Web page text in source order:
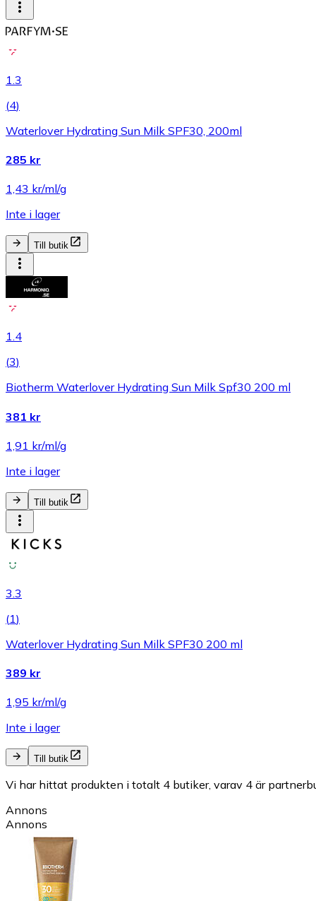
1.3
(4)
Waterlover Hydrating Sun Milk SPF30, 200ml
285 kr
1,43 kr/ml/g
Inte i lager
Till butik
1.4
(3)
Biotherm Waterlover Hydrating Sun Milk Spf30 200 ml
381 kr
1,91 kr/ml/g
Inte i lager
Till butik
3.3
(1)
Waterlover Hydrating Sun Milk SPF30 200 ml
389 kr
1,95 kr/ml/g
Inte i lager
Till butik
Vi har hittat produkten i totalt 4 butiker, varav 4 är
Annons
Annons